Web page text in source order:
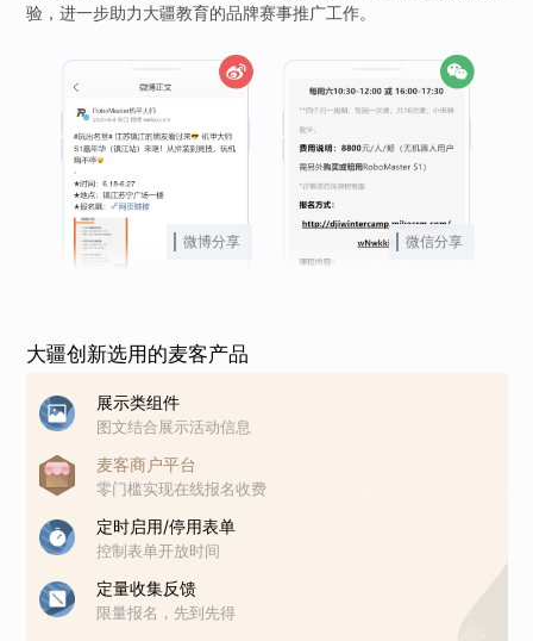
验，进一步助力大疆教育的品牌赛事推广工作。
微博分享 微信分享
大疆创新选用的麦客产品
展示类组件
图文结合展示活动信息
麦客商户平台
零门槛实现在线报名收费
定时启用/停用表单
控制表单开放时间
定量收集反馈
限量报名，先到先得